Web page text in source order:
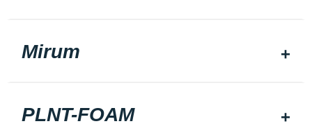
Mirum
PLNT-FOAM